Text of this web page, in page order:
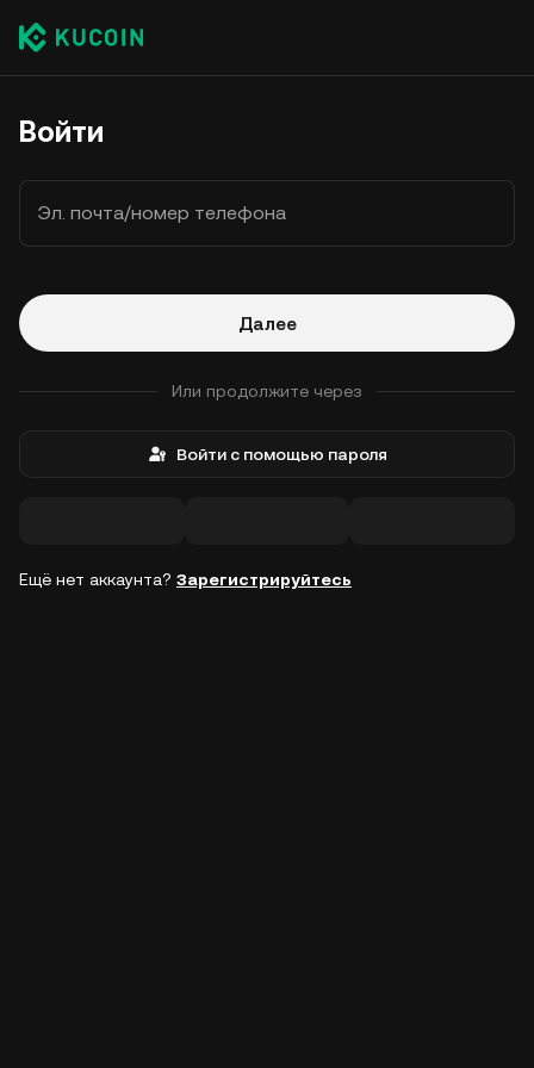
Войти
Эл. почта/номер телефона
Далее
Или продолжите через
Войти с помощью пароля
Ещё нет аккаунта? Зарегистрируйтесь